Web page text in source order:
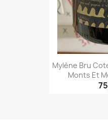
Mylène Bru
Monts Et